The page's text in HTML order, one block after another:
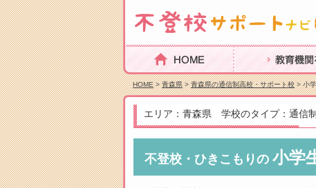
HOME 教育機関を探す
HOME>青森県>青森県の通信制高校・サポート校> 小
エリア：青森県 学校のタイプ：通信
不登校・ひきこもりの 小学